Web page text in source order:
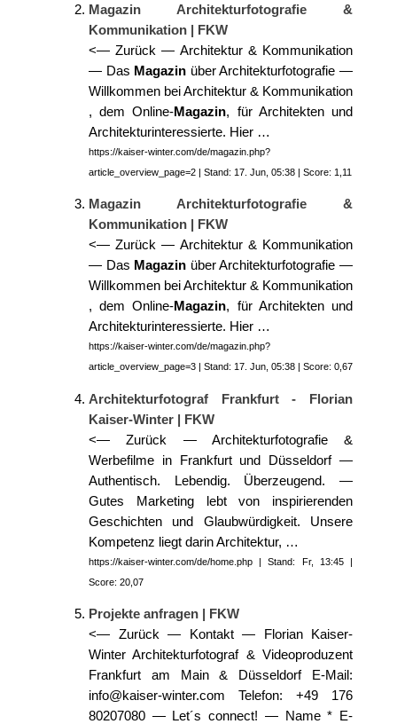
Magazin Architekturfotografie &
Kommunikation | FKW
<— Zurück — Architektur & Kommunikation
— Das Magazin über Architekturfotografie —
Willkommen bei Architektur & Kommunikation
, dem Online-Magazin, für Architekten und
Architekturinteressierte. Hier …
https://kaiser-winter.com/de/magazin.php?
article_overview_page=2 | Stand: 17. Jun, 05:38 | Score: 1,11
Magazin Architekturfotografie &
Kommunikation | FKW
<— Zurück — Architektur & Kommunikation
— Das Magazin über Architekturfotografie —
Willkommen bei Architektur & Kommunikation
, dem Online-Magazin, für Architekten und
Architekturinteressierte. Hier …
https://kaiser-winter.com/de/magazin.php?
article_overview_page=3 | Stand: 17. Jun, 05:38 | Score: 0,67
Architekturfotograf Frankfurt - Florian
Kaiser-Winter | FKW
<— Zurück — Architekturfotografie &
Werbefilme in Frankfurt und Düsseldorf —
Authentisch. Lebendig. Überzeugend. —
Gutes Marketing lebt von inspirierenden
Geschichten und Glaubwürdigkeit. Unsere
Kompetenz liegt darin Architektur, …
https://kaiser-winter.com/de/home.php | Stand: Fr, 13:45 |
Score: 20,07
Projekte anfragen | FKW
<— Zurück — Kontakt — Florian Kaiser-
Winter Architekturfotograf & Videoproduzent
Frankfurt am Main & Düsseldorf E-Mail:
info@kaiser-winter.com Telefon: +49 176
80207080 — Let´s connect! — Name * E-